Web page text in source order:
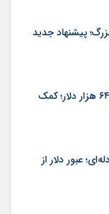
پیشنهاد جدید
بازگشت بیت‌کوین به بالای ۶۴ هزار دلار؛ کمک
عبور دلار از